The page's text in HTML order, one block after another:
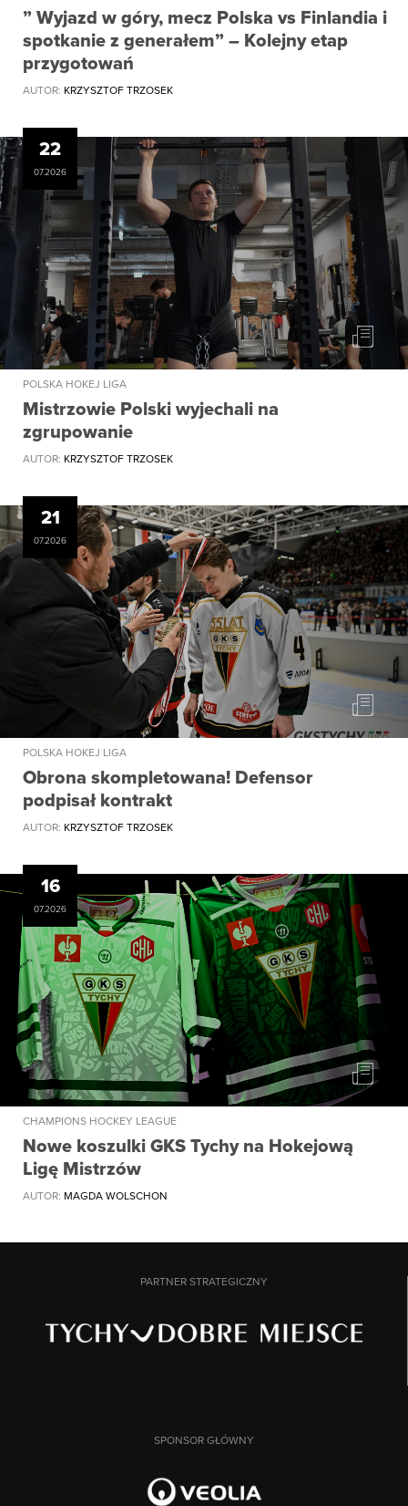
” Wyjazd w góry, mecz Polska vs Finlandia i
spotkanie z generałem” – Kolejny etap
przygotowań
AUTOR: KRZYSZTOF TRZOSEK
22
07.2026
POLSKA HOKEJ LIGA
Mistrzowie Polski wyjechali na
zgrupowanie
AUTOR: KRZYSZTOF TRZOSEK
21
07.2026
POLSKA HOKEJ LIGA
Obrona skompletowana! Defensor
podpisał kontrakt
AUTOR: KRZYSZTOF TRZOSEK
16
07.2026
CHAMPIONS HOCKEY LEAGUE
Nowe koszulki GKS Tychy na Hokejową
Ligę Mistrzów
AUTOR: MAGDA WOLSCHON
PARTNER STRATEGICZNY
SPONSOR GŁÓWNY